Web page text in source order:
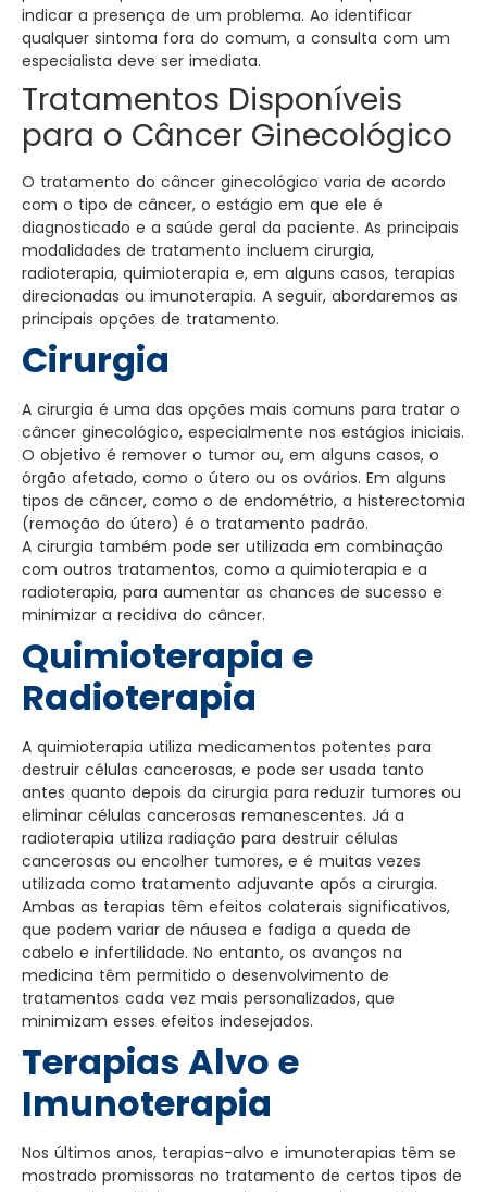
indicar a presença de um problema. Ao identificar
qualquer sintoma fora do comum, a consulta com um
especialista deve ser imediata.
Tratamentos Disponíveis
para o Câncer Ginecológico
O tratamento do câncer ginecológico varia de acordo
com o tipo de câncer, o estágio em que ele é
diagnosticado e a saúde geral da paciente. As principais
modalidades de tratamento incluem cirurgia,
radioterapia, quimioterapia e, em alguns casos, terapias
direcionadas ou imunoterapia. A seguir, abordaremos as
principais opções de tratamento.
Cirurgia
A cirurgia é uma das opções mais comuns para tratar o
câncer ginecológico, especialmente nos estágios iniciais.
O objetivo é remover o tumor ou, em alguns casos, o
órgão afetado, como o útero ou os ovários. Em alguns
tipos de câncer, como o de endométrio, a histerectomia
(remoção do útero) é o tratamento padrão.
A cirurgia também pode ser utilizada em combinação
com outros tratamentos, como a quimioterapia e a
radioterapia, para aumentar as chances de sucesso e
minimizar a recidiva do câncer.
Quimioterapia e
Radioterapia
A quimioterapia utiliza medicamentos potentes para
destruir células cancerosas, e pode ser usada tanto
antes quanto depois da cirurgia para reduzir tumores ou
eliminar células cancerosas remanescentes. Já a
radioterapia utiliza radiação para destruir células
cancerosas ou encolher tumores, e é muitas vezes
utilizada como tratamento adjuvante após a cirurgia.
Ambas as terapias têm efeitos colaterais significativos,
que podem variar de náusea e fadiga a queda de
cabelo e infertilidade. No entanto, os avanços na
medicina têm permitido o desenvolvimento de
tratamentos cada vez mais personalizados, que
minimizam esses efeitos indesejados.
Terapias Alvo e
Imunoterapia
Nos últimos anos, terapias-alvo e imunoterapias têm se
mostrado promissoras no tratamento de certos tipos de